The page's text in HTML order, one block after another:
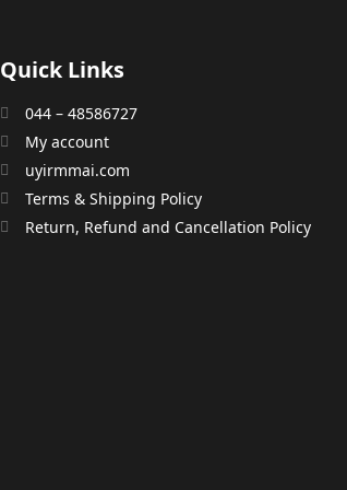
Quick Links
044 – 48586727
My account
uyirmmai.com
Terms & Shipping Policy
Return, Refund and Cancellation Policy